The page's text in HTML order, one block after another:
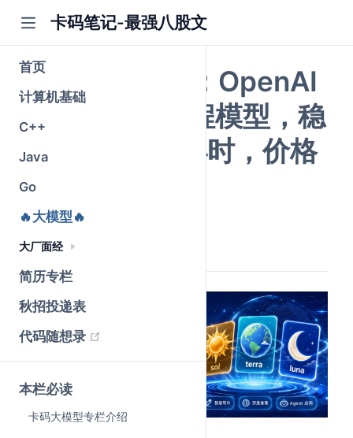
卡码笔记-最强八股文
首页
计算机基础
C++
Java
Go
🔥大模型🔥
大厂面经
简历专栏
秋招投递表
代码随想录
(opens new window)
本栏必读
卡码大模型专栏介绍
GPT-5.5发布：OpenAI
最强Agent编程模型，稳
定自主运行7小时，价格
翻倍值不值？
2026-07-17